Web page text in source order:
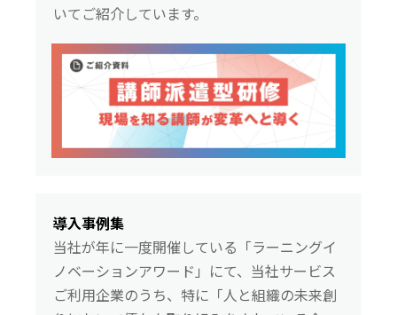
いてご紹介しています。
導入事例集
当社が年に一度開催している「ラーニングイ
ノベーションアワード」にて、当社サービス
ご利用企業のうち、特に「人と組織の未来創